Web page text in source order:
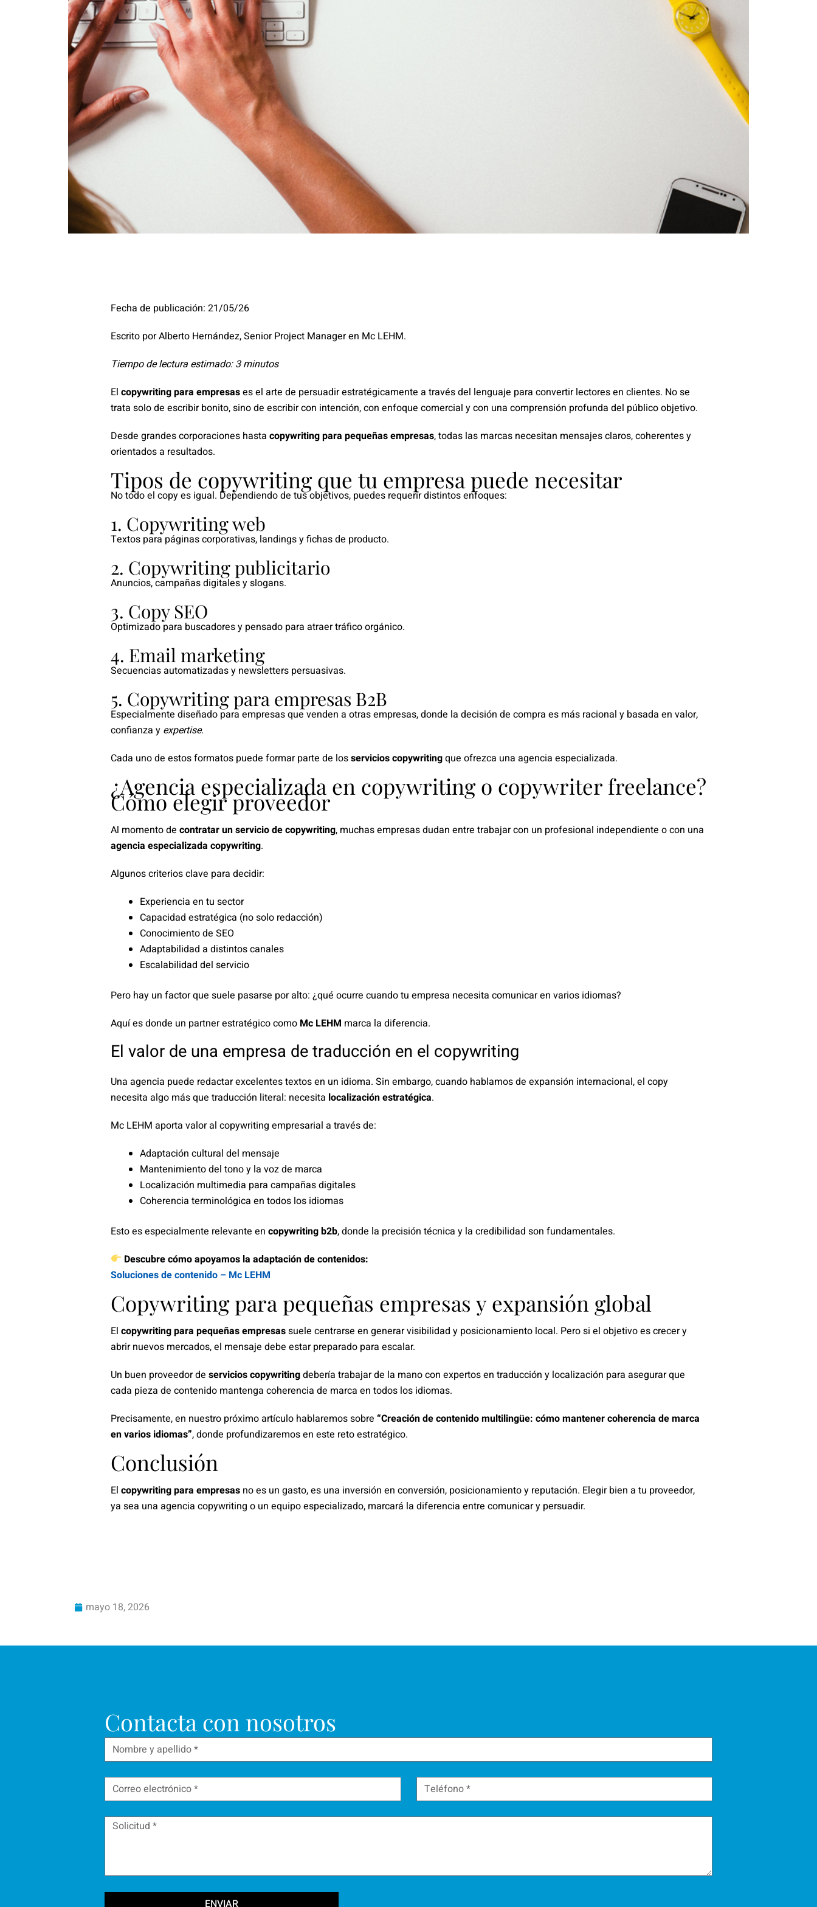
Fecha de publicación: 21/05/26
Escrito por Alberto Hernández, Senior Project Manager en Mc LEHM.
Tiempo de lectura estimado: 3 minutos
El copywriting para empresases el arte de persuadir estratégicamente a través del lenguaje para convertir lectores en clientes. No se
trata solo de escribir bonito, sino de escribir con intención, con enfoque comercial y con una comprensión profunda del público objetivo.
Desde grandes corporaciones hasta copywriting para pequeñas empresas, todas las marcas necesitan mensajes claros, coherentes y
orientados a resultados.
Tipos de copywriting que tu empresa puede necesitar
No todo el copy es igual. Dependiendo de tus objetivos, puedes requerir distintos enfoques:
1. Copywriting web
Textos para páginas corporativas, landings y fichas de producto.
2. Copywriting publicitario
Anuncios, campañas digitales y slogans.
3. Copy SEO
Optimizado para buscadores y pensado para atraer tráfico orgánico.
4. Email marketing
Secuencias automatizadas y newsletters persuasivas.
5. Copywriting para empresas B2B
Especialmente diseñado para empresas que venden a otras empresas, donde la decisión de compra es más racional y basada en valor,
confianza y expertise.
Cada uno de estos formatos puede formar parte de losservicios copywritingque ofrezca una agencia especializada.
¿Agencia especializada en copywriting o copywriter freelance?
Cómo elegir proveedor
Al momento de contratar un servicio de copywriting, muchas empresas dudan entre trabajar con un profesional independiente o con una
agencia especializada copywriting.
Algunos criterios clave para decidir:
Experiencia en tu sector
Capacidad estratégica (no solo redacción)
Conocimiento de SEO
Adaptabilidad a distintos canales
Escalabilidad del servicio
Pero hay un factor que suele pasarse por alto: ¿qué ocurre cuando tu empresa necesita comunicar en varios idiomas?
Aquí es donde un partner estratégico como Mc LEHM marca la diferencia.
El valor de una empresa de traducción en el copywriting
Una agencia puede redactar excelentes textos en un idioma. Sin embargo, cuando hablamos de expansión internacional, el copy
necesita algo más que traducción literal: necesita localización estratégica.
Mc LEHM aporta valor al copywriting empresarial a través de:
Adaptación cultural del mensaje
Mantenimiento del tono y la voz de marca
Localización multimedia para campañas digitales
Coherencia terminológica en todos los idiomas
Esto es especialmente relevante en copywritingb2b, donde la precisión técnica y la credibilidad son fundamentales.
Descubre cómo apoyamos la adaptación de contenidos:
Soluciones de contenido – Mc LEHM
Copywriting para pequeñas empresas y expansión global
El copywriting para pequeñas empresassuele centrarse en generar visibilidad y posicionamiento local. Pero si el objetivo es crecer y
abrir nuevos mercados, el mensaje debe estar preparado para escalar.
Un buen proveedor de servicios copywritingdebería trabajar de la mano con expertos en traducción y localización para asegurar que
cada pieza de contenido mantenga coherencia de marca en todos los idiomas.
Precisamente, en nuestro próximo artículo hablaremos sobre “Creación de contenido multilingüe: cómo mantener coherencia de marca
en varios idiomas”, donde profundizaremos en este reto estratégico.
Conclusión
El copywriting para empresas no es un gasto, es una inversión en conversión, posicionamiento y reputación. Elegir bien a tu proveedor,
ya sea una agencia copywriting o un equipo especializado, marcará la diferencia entre comunicar y persuadir.
mayo 18, 2026
Contacta con nosotros
ENVIAR